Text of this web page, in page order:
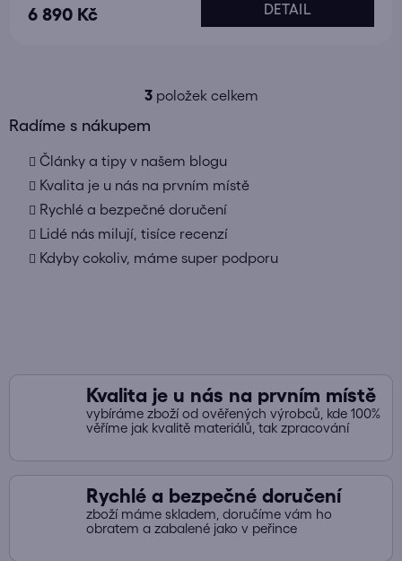
6 890 Kč DETAIL
O
á
d
a
í
p
ý
p
i
u
3položek celkem
Radíme s nákupem
Články a tipy v našem blogu
Kvalita je u nás na prvním místě
Rychlé a bezpečné doručení
Lidé nás milují, tisíce recenzí
Kdyby cokoliv, máme super podporu
Kvalita je u nás na prvním místě
vybíráme zboží od ověřených výrobců, kde 100%
věříme jak kvalitě materiálů, tak zpracování
Rychlé a bezpečné doručení
zboží máme skladem, doručíme vám ho
obratem a zabalené jako v peřince